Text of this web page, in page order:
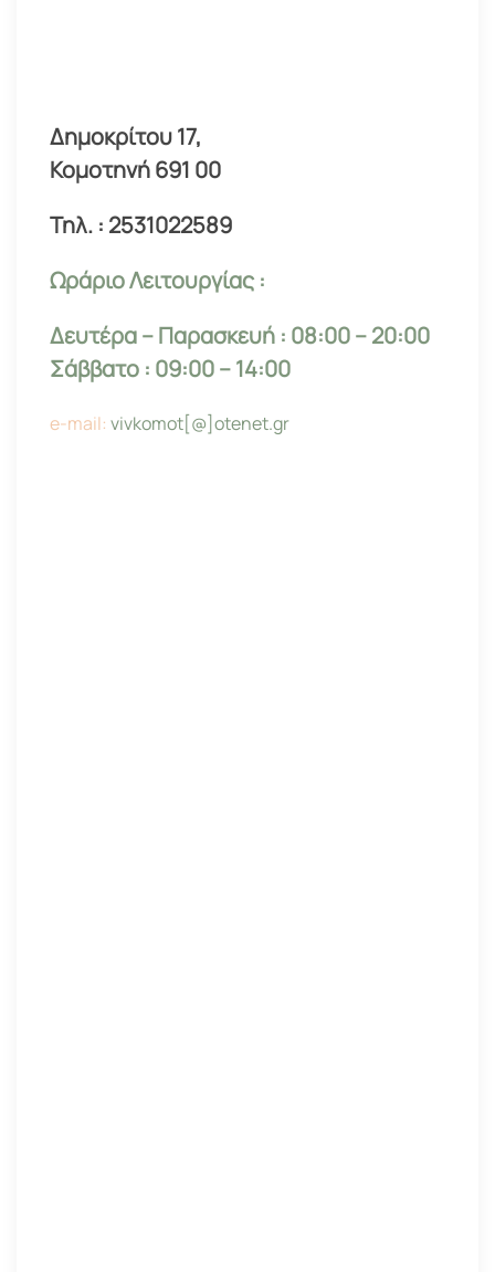
Δημοκρίτου 17,
Κομοτηνή 691 00
Τηλ. : 2531022589
Ωράριο Λειτουργίας :
Δευτέρα – Παρασκευή : 08:00 – 20:00
Σάββατο : 09:00 – 14:00
e-mail: vivkomot[@]otenet.gr